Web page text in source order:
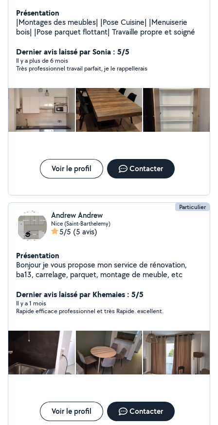
Présentation
|Montages des meubles| |Pose Cuisine| |Menuiserie
bois| |Pose parquet flottant| Travaille propre et soigné
Dernier avis laissé par Sonia : 5/5
Il y a plus de 6 mois
Très professionnel travail parfait, je le rappellerais
Voir le profil Contacter
Particulier
Andrew Andrew
Nice (Saint-Barthelemy)
5/5 (5 avis)
Présentation
Bonjour je vous propose mon service de rénovation,
ba13, carrelage, parquet, montage de meuble, etc
Dernier avis laissé par Khemaies : 5/5
Il y a 1 mois
Rapide efficace professionnel et très Rapide. excellent.
Voir le profil Contacter